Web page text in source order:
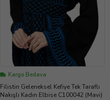
Kargo Bedava
Filistin Geleneksel Kefiye Tek Taraflı
Nakışlı Kadın Elbise C100042 (Mavi)